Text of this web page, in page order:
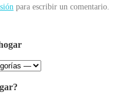
para escribir un comentario.